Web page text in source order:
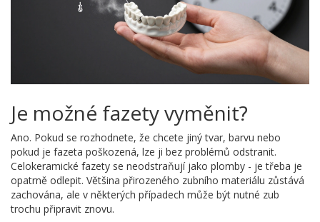
Je možné fazety vyměnit?
Ano. Pokud se rozhodnete, že chcete jiný tvar, barvu nebo
pokud je fazeta poškozená, lze ji bez problémů odstranit.
Celokeramické fazety se neodstraňují jako plomby - je třeba je
opatrně odlepit. Většina přirozeného zubního materiálu zůstává
zachována, ale v některých případech může být nutné zub
trochu připravit znovu.